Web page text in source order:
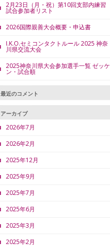
2月23日（月・祝）第10回支部内練習
試合参加者リスト
2026国際親善大会概要・申込書
I.K.O.セミコンタクトルール 2025 神奈
川県交流大会
2025神奈川県大会参加選手一覧 ゼッケ
ン・試合順
最近のコメント
アーカイブ
2026年7月
2026年2月
2025年12月
2025年9月
2025年7月
2025年6月
2025年3月
2025年2月